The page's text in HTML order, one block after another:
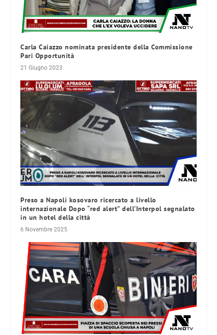
Carla Caiazzo nominata presidente della Commissione
Pari Opportunità
21 Giugno 2023
Preso a Napoli kosovaro ricercato a livello
internazionale Dopo “red alert” dell’Interpol segnalato
in un hotel della città
6 Novembre 2025